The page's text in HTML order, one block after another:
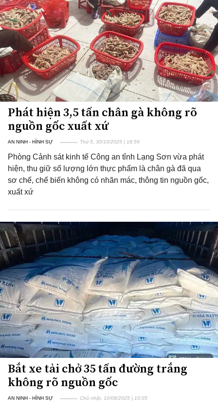
Phát hiện 3,5 tấn chân gà không rõ
nguồn gốc xuất xứ
AN NINH - HÌNH SỰ Thứ 5, 30/10/2025 | 18:59
Phòng Cảnh sát kinh tế Công an tỉnh Lạng Sơn vừa phát
hiện, thu giữ số lượng lớn thực phẩm là chân gà đã qua
sơ chế, chế biến không có nhãn mác, thông tin nguồn gốc,
xuất xứ
Bắt xe tải chở 35 tấn đường trắng
không rõ nguồn gốc
AN NINH - HÌNH SỰ Chủ nhật, 10/08/2025 | 10:05